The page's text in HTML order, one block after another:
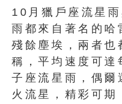
10月獵戶座流星
雨都來自著名的
殘餘塵埃，兩者也
稱，平均速度可達
子座流星雨，偶爾
火流星，精彩可期